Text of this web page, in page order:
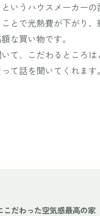
いうハウスメーカーの
とで光熱費が下がり
な買い物です。
て、こだわるところ
て話を聞いてくれます。
こだわった空気感最高の家